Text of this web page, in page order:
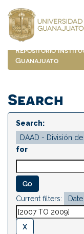
navigation
Repositorio
Guanajuato
Search
Search:
for
Current filters: